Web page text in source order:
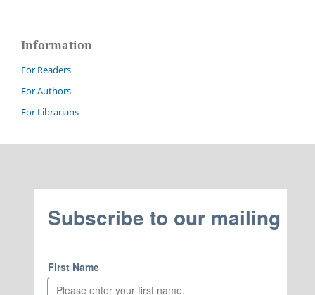
Information
For Readers
For Authors
For Librarians